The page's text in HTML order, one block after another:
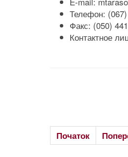
Телефон:
Факс: (050)
Контактное
Початок